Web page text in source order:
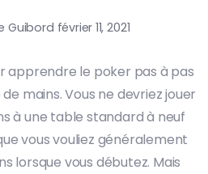
Guibord février 11, 2021
apprendre le poker pas à pas
mains. Vous ne devriez jouer
à une table standard à neuf
vous vouliez généralement
lorsque vous débutez. Mais